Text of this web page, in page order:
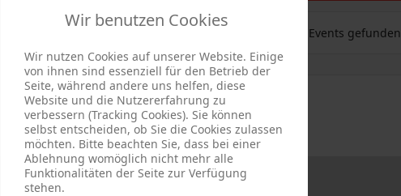
Es wurden keine Events gefunden
Wir benutzen Cookies
Wir nutzen Cookies auf unserer Website. Einige
von ihnen sind essenziell für den Betrieb der
Seite, während andere uns helfen, diese
Website und die Nutzererfahrung zu
verbessern (Tracking Cookies). Sie können
selbst entscheiden, ob Sie die Cookies zulassen
möchten. Bitte beachten Sie, dass bei einer
Ablehnung womöglich nicht mehr alle
Funktionalitäten der Seite zur Verfügung
stehen.